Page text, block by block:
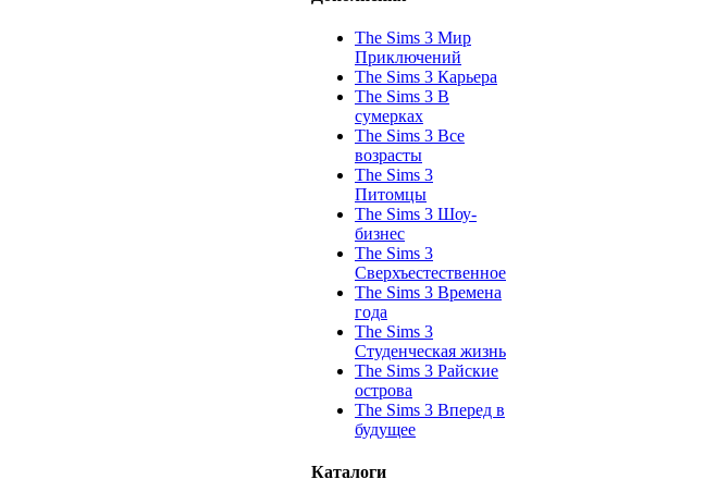
The Sims 3 Мир
Приключений
The Sims 3 Карьера
The Sims 3 В
сумерках
The Sims 3 Все
возрасты
The Sims 3
Питомцы
The Sims 3 Шоу-
бизнес
The Sims 3
Сверхъестественное
The Sims 3 Времена
года
The Sims 3
Студенческая жизнь
The Sims 3 Райские
острова
The Sims 3 Вперед в
будущее
Каталоги